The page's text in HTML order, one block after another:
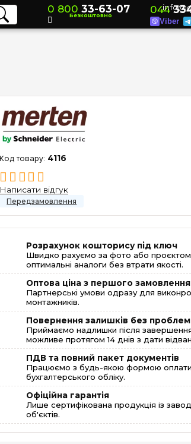
4116
Написати відгук
Розрахунок кошторису під ключ
Швидко рахуємо за фото або
оптимальні аналоги без втрати якості.
Оптова ціна з першого замовлення
Партнерські умови одразу для
монтажників.
Повернення залишків без проблем
Приймаємо надлишки після
можливе протягом 14 днів з дати
ПДВ та повний пакет документів
Працюємо з будь-якою формою
бухгалтерського обліку.
Офіційна гарантія
Лише сертифікована продукція із
об'єктів.
0 800 33-63-07
Безкоштовно 044
Viber